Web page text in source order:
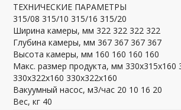
ТЕХНИЧЕСКИЕ ПАРАМЕТРЫ
315/08 315/10 315/16 315/20
Ширина камеры, мм 322 322 322 322
Глубина камеры, мм 367 367 367 367
Высота камеры, мм 160 160 160 160
Макс. размер продукта, мм 330х315х160
330х322х160 330х322х160
Вакуумный насос, м3/час 20 10 16 20
Вес, кг 40